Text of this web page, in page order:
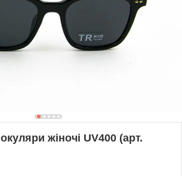
жіночі UV400 (арт.